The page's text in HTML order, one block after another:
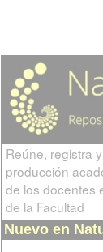
Reúne, registra
producción
de los docentes
de la Facultad
Nuevo en